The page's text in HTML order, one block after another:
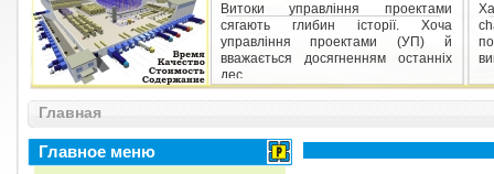
Витоки управління проектами
сягають глибин історії. Хоча
управління проектами (УП) й
вважається досягненням останніх
дес...
Главная
Главное меню